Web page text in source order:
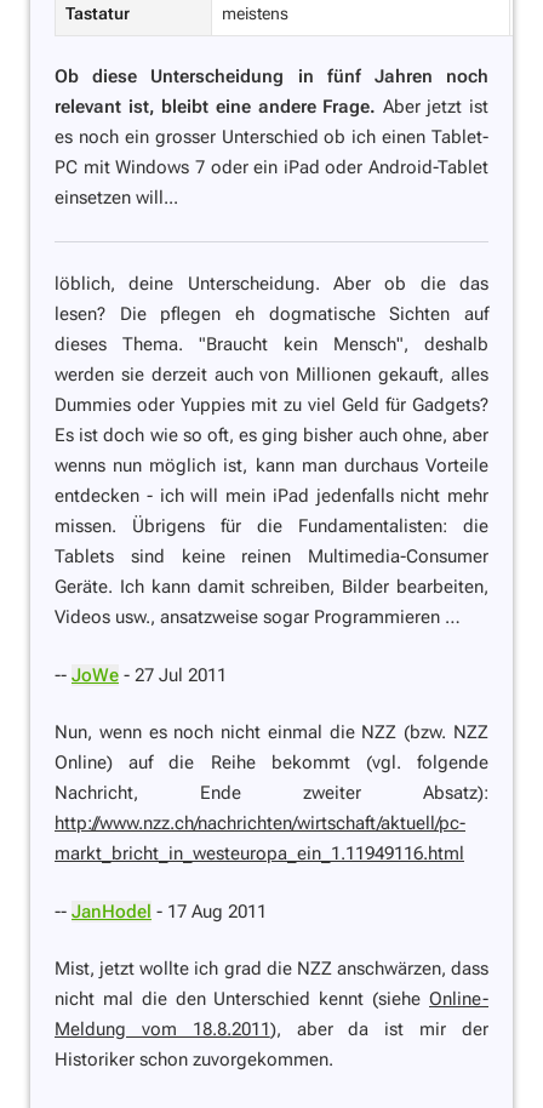
Tastatur meistens
Ob diese Unterscheidung in fünf Jahren noch
relevant ist, bleibt eine andere Frage. Aber jetzt ist
es noch ein grosser Unterschied ob ich einen Tablet-
PC mit Windows 7 oder ein iPad oder Android-Tablet
einsetzen will...
löblich, deine Unterscheidung. Aber ob die das
lesen? Die pflegen eh dogmatische Sichten auf
dieses Thema. "Braucht kein Mensch", deshalb
werden sie derzeit auch von Millionen gekauft, alles
Dummies oder Yuppies mit zu viel Geld für Gadgets?
Es ist doch wie so oft, es ging bisher auch ohne, aber
wenns nun möglich ist, kann man durchaus Vorteile
entdecken - ich will mein iPad jedenfalls nicht mehr
missen. Übrigens für die Fundamentalisten: die
Tablets sind keine reinen Multimedia-Consumer
Geräte. Ich kann damit schreiben, Bilder bearbeiten,
Videos usw., ansatzweise sogar Programmieren …
-- JoWe - 27 Jul 2011
Nun, wenn es noch nicht einmal die NZZ (bzw. NZZ
Online) auf die Reihe bekommt (vgl. folgende
Nachricht, Ende zweiter Absatz):
http://www.nzz.ch/nachrichten/wirtschaft/aktuell/pc-
markt_bricht_in_westeuropa_ein_1.11949116.html
-- JanHodel - 17 Aug 2011
Mist, jetzt wollte ich grad die NZZ anschwärzen, dass
nicht mal die den Unterschied kennt (siehe Online-
Meldung vom 18.8.2011), aber da ist mir der
Historiker schon zuvorgekommen.